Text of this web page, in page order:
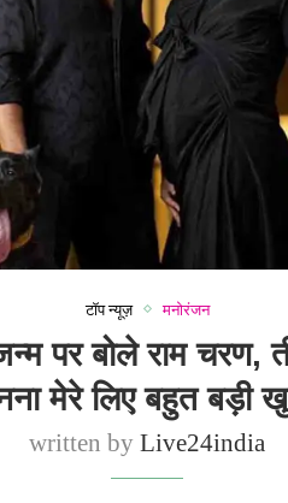
टॉप न्यूज़ मनोरंजन
पर बोले राम चरण,
मेरे लिए बहुत बड़ी
written byLive24india